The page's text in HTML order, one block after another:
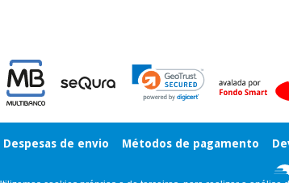
Despesas de envio Métodos de pagamento